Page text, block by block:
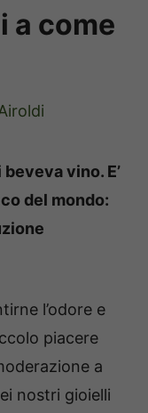
a come
vino. E’
del mondo:
l’odore e
piacere
a
nostri gioielli